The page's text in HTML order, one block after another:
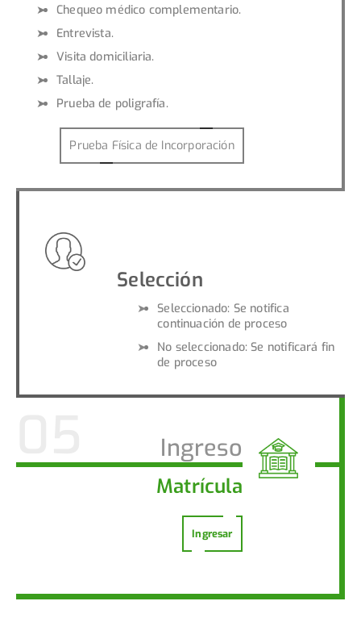
Chequeo médico complementario.
Entrevista.
Visita domiciliaria.
Tallaje.
Prueba de poligrafía.
Prueba Física de Incorporación
Selección
Seleccionado: Se notifica
continuación de proceso
No seleccionado: Se notificará fin
de proceso
Ingreso
Matrícula
Ingresar